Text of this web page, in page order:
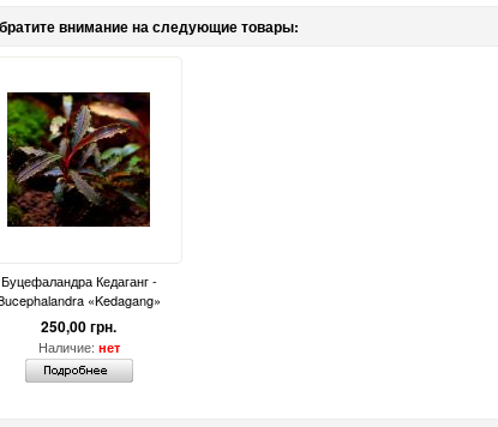
внимание на следующие товары:
Буцефаландра Кедаганг -
«Kedagang»
250,00 грн.
Наличие: нет